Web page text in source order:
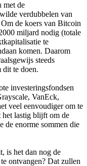
met de
verdubbelen van
de koers van Bitcoin
miljard nodig (totale
te
komen. Daarom
steeds
dit te doen.
investeringsfondsen
VanEck,
veel eenvoudiger om te
het lastig blijft om de
de enorme sommen die
is het dan nog de
ontvangen? Dat zullen